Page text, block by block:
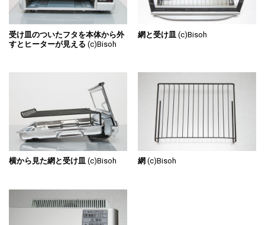
受け皿のついたフタを本体から外
すとヒーターが見える (c)Bisoh
網と受け皿 (c)Bisoh
横から見た網と受け皿 (c)Bisoh 網 (c)Bisoh